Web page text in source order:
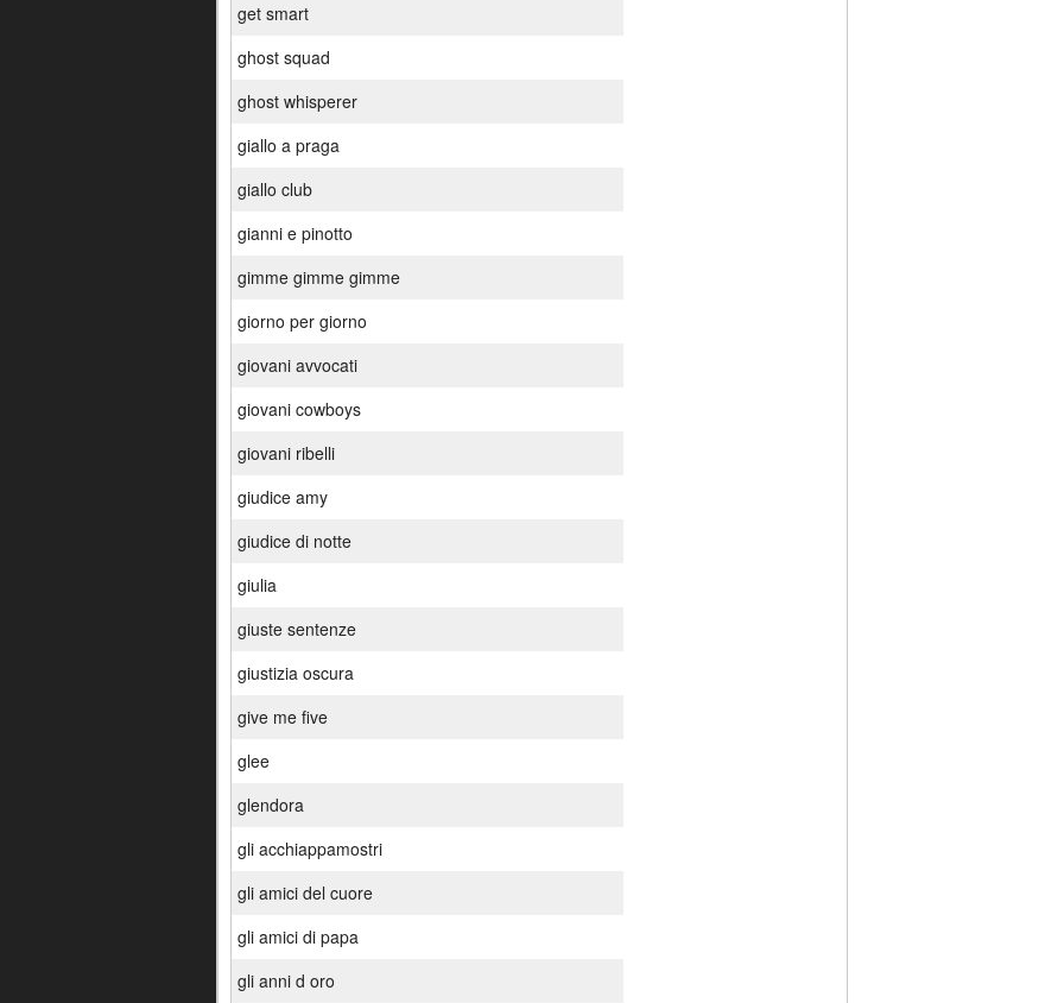
get smart
ghost squad
ghost whisperer
giallo a praga
giallo club
gianni e pinotto
gimme gimme gimme
giorno per giorno
giovani avvocati
giovani cowboys
giovani ribelli
giudice amy
giudice di notte
giulia
giuste sentenze
giustizia oscura
give me five
glee
glendora
gli acchiappamostri
gli amici del cuore
gli amici di papa
gli anni d oro